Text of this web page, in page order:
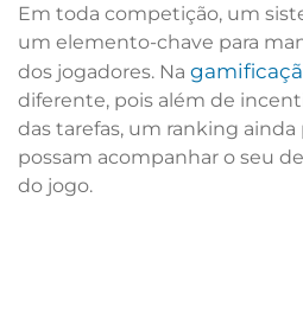
Em toda competição, um
um elemento-chave para
dos jogadores. Na
diferente, pois além de
das tarefas, um ranking
possam acompanhar o seu
do jogo.